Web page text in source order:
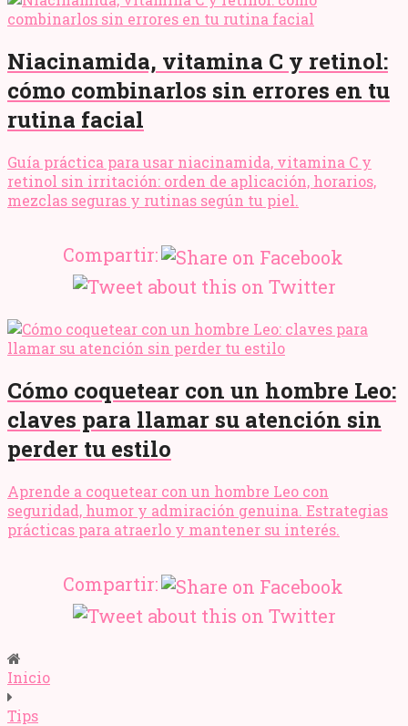
Niacinamida, vitamina C y retinol:
cómo combinarlos sin errores en tu
rutina facial
Guía práctica para usar niacinamida, vitamina C y
retinol sin irritación: orden de aplicación, horarios,
mezclas seguras y rutinas según tu piel.
Compartir:
Cómo coquetear con un hombre Leo:
claves para llamar su atención sin
perder tu estilo
Aprende a coquetear con un hombre Leo con
seguridad, humor y admiración genuina. Estrategias
prácticas para atraerlo y mantener su interés.
Compartir:
Inicio
Tips